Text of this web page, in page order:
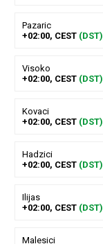
Pazaric
+02:00, CEST (DST)
Visoko
+02:00, CEST (DST)
Kovaci
+02:00, CEST (DST)
Hadzici
+02:00, CEST (DST)
Ilijas
+02:00, CEST (DST)
Malesici